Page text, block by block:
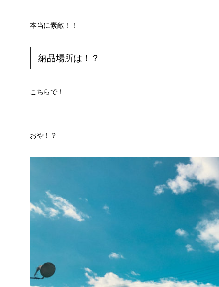
本当に素敵！！
納品場所は！？
こちらで！
おや！？